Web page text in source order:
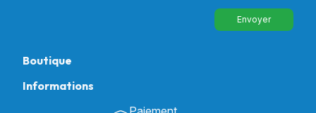
Envoyer
Boutique
Informations